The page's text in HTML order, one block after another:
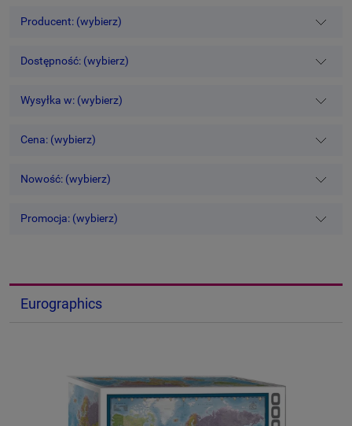
Producent: (wybierz)
Dostępność: (wybierz)
Wysyłka w: (wybierz)
Cena: (wybierz)
Nowość: (wybierz)
Promocja: (wybierz)
Eurographics